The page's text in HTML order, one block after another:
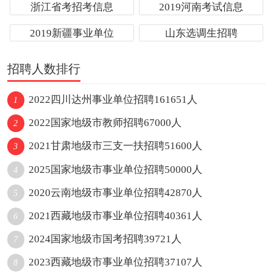
浙江省考招考信息 2019河南考试信息
2019新疆事业单位 山东选调生招聘
招聘人数排行
1 2022四川达州事业单位招聘161651人
2 2022国家地级市教师招聘67000人
3 2021甘肃地级市三支一扶招聘51600人
4 2025国家地级市事业单位招聘50000人
5 2020云南地级市事业单位招聘42870人
6 2021西藏地级市事业单位招聘40361人
7 2024国家地级市国考招聘39721人
8 2023西藏地级市事业单位招聘37107人